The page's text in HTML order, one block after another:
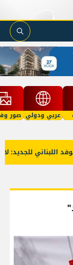
عربي ودولي صور
للجديد: لا